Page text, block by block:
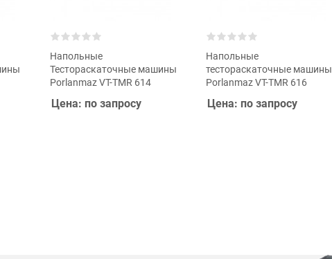
Напольные
Тестораскаточные машины
Porlanmaz VT-TMR 614
Цена: по запросу
Напольные
тестораскаточные машины
Porlanmaz VT-TMR 616
Цена: по запросу